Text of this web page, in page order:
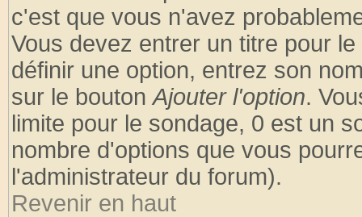
c'est que vous n'avez
Vous devez entrer un titre pour
définir une option, entrez son
sur le boutonAjouter l'option.
limite pour le sondage, 0 est un
nombre d'options que vous
l'administrateur du forum).
Revenir en haut